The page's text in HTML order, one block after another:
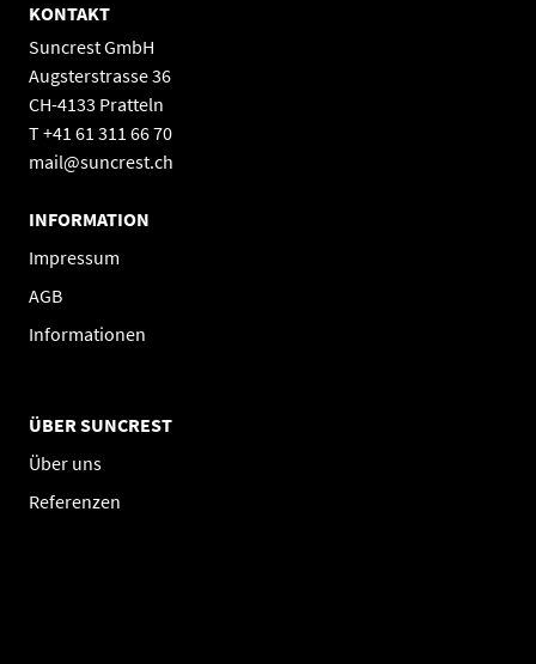
KONTAKT
Suncrest GmbH
Augsterstrasse 36
CH-4133 Pratteln
T +41 61 311 66 70
mail@suncrest.ch
INFORMATION
Impressum
AGB
Informationen
ÜBER SUNCREST
Über uns
Referenzen